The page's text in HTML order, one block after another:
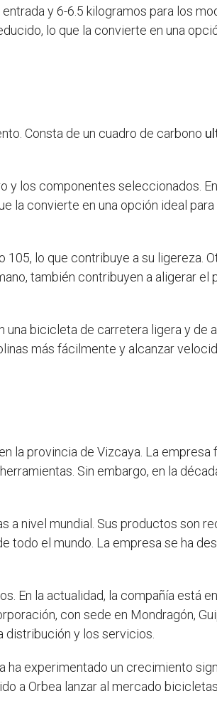
y 6-6.5 kilogramos para los
lo que la convierte en una
Consta de un cuadro de carbono
y los componentes seleccionados.
la convierte en una opción ideal
105, lo que contribuye a su ligereza.
también contribuyen a aligerar el
una bicicleta de carretera ligera y de
más fácilmente y alcanzar
la provincia de Vizcaya. La empresa
Sin embargo, en la
a nivel mundial. Sus productos son
todo el mundo. La empresa se ha
En la actualidad, la compañía está
con sede en Mondragón,
y los servicios.
ha experimentado un crecimiento
a Orbea lanzar al mercado